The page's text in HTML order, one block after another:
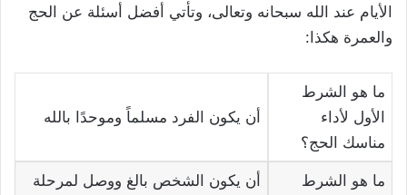
الأيام عند الله سبحانه وتعالى، وتأتي أفضل أسئلة عن الحج
والعمرة هكذا:
ما هو الشرط
الأول لأداء
مناسك الحج؟
أن يكون الفرد مسلماً وموحدًا بالله
ما هو الشرط أن يكون الشخص بالغ ووصل لمرحلة